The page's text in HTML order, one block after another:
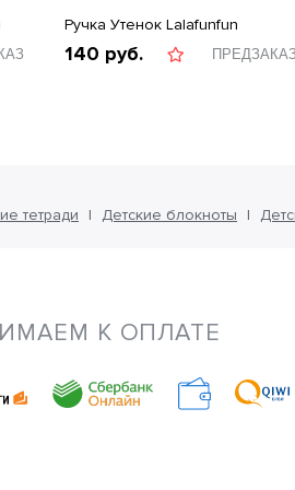
Ручка Утенок Lalafunfun
140 руб. ПРЕДЗАКАЗ
тетради Детские блокноты
К ОПЛАТЕ